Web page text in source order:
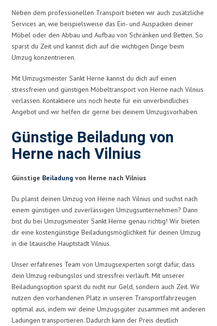
Neben dem professionellen Transport bieten wir auch zusätzliche
Services an, wie beispielsweise das Ein- und Auspacken deiner
Möbel oder den Abbau und Aufbau von Schränken und Betten. So
sparst du Zeit und kannst dich auf die wichtigen Dinge beim
Umzug konzentrieren.
Mit Umzugsmeister Sankt Herne kannst du dich auf einen
stressfreien und günstigen Möbeltransport von Herne nach Vilnius
verlassen. Kontaktiere uns noch heute für ein unverbindliches
Angebot und wir helfen dir gerne bei deinem Umzugsvorhaben.
Günstige Beiladung von
Herne nach Vilnius
Günstige Beiladung von Herne nach Vilnius
Du planst deinen Umzug von Herne nach Vilnius und suchst nach
einem günstigen und zuverlässigen Umzugsunternehmen? Dann
bist du bei Umzugsmeister Sankt Herne genau richtig! Wir bieten
dir eine kostengünstige Beiladungsmöglichkeit für deinen Umzug
in die litauische Hauptstadt Vilnius.
Unser erfahrenes Team von Umzugsexperten sorgt dafür, dass
dein Umzug reibungslos und stressfrei verläuft. Mit unserer
Beiladungsoption sparst du nicht nur Geld, sondern auch Zeit. Wir
nutzen den vorhandenen Platz in unseren Transportfahrzeugen
optimal aus, indem wir deine Umzugsgüter zusammen mit anderen
Ladungen transportieren. Dadurch kann der Preis deutlich